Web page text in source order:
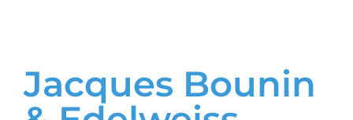
Jacques Bounin